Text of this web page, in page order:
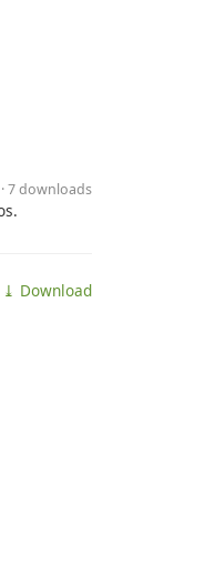
7 downloads
⤓ Download